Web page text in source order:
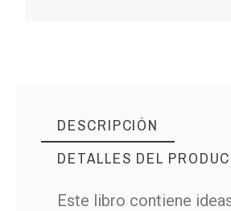
DESCRIPCIÓN
DETALLES DEL
Este libro contiene